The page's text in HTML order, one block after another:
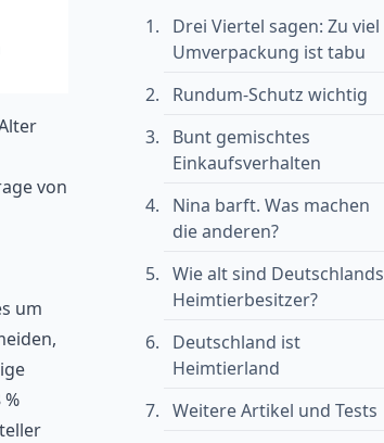
von
um
Drei Viertel sagen: Zu viel
Umverpackung ist tabu
Rundum-Schutz wichtig
Bunt gemischtes
Einkaufsverhalten
Nina barft. Was machen
die anderen?
Wie alt sind Deutschlands
Heimtierbesitzer?
Deutschland ist
Heimtierland
Weitere Artikel und Tests